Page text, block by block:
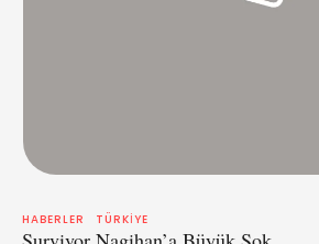
HABERLER TÜRKIYE